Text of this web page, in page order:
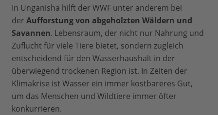
In Unganisha hilft der WWF unter anderem bei
der Aufforstung von abgeholzten Wäldern und
Savannen. Lebensraum, der nicht nur Nahrung und
Zuflucht für viele Tiere bietet, sondern zugleich
entscheidend für den Wasserhaushalt in der
überwiegend trockenen Region ist. In Zeiten der
Klimakrise ist Wasser ein immer kostbareres Gut,
um das Menschen und Wildtiere immer öfter
konkurrieren.